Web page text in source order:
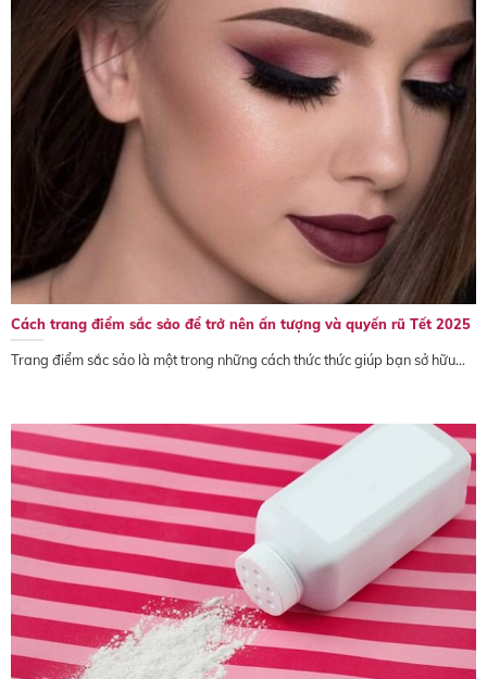
Cách trang điểm sắc sảo để trở nên ấn tượng và quyến rũ Tết 2025
Trang điểm sắc sảo là một trong những cách thức thức giúp bạn sở hữu...